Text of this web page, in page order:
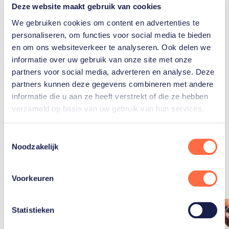
Deze website maakt gebruik van cookies
We gebruiken cookies om content en advertenties te
personaliseren, om functies voor social media te bieden
en om ons websiteverkeer te analyseren. Ook delen we
informatie over uw gebruik van onze site met onze
partners voor social media, adverteren en analyse. Deze
partners kunnen deze gegevens combineren met andere
informatie die u aan ze heeft verstrekt of die ze hebben
verzameld op basis van uw gebruik van hun services.
Noodzakelijk
Voorkeuren
Statistieken
Gerelateerde teams
Paratriatlon
Gerelateerde